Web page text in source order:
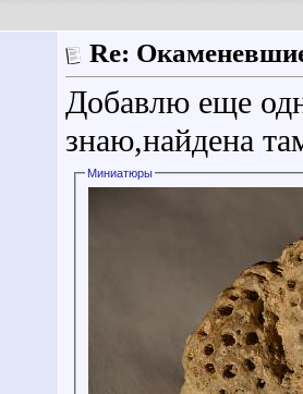
Re:
Добавлю еще
знаю,найдена
Миниатюры